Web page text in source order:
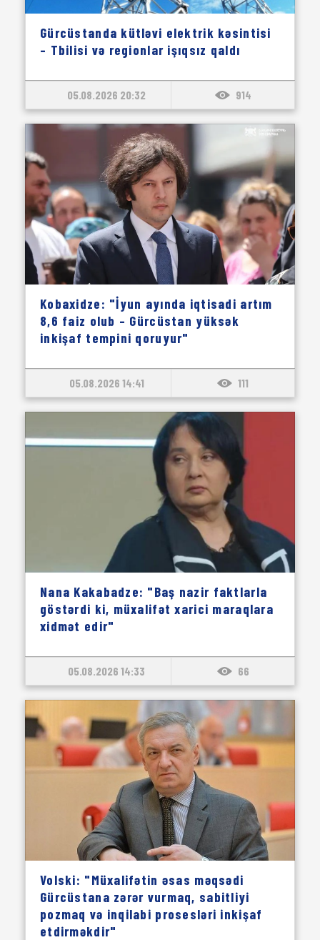
Gürcüstanda kütləvi elektrik kəsintisi
– Tbilisi və regionlar işıqsız qaldı
05.08.2026 20:32 914
Kobaxidze: "İyun ayında iqtisadi artım
8,6 faiz olub – Gürcüstan yüksək
inkişaf tempini qoruyur"
05.08.2026 14:41 111
Nana Kakabadze: "Baş nazir faktlarla
göstərdi ki, müxalifət xarici maraqlara
xidmət edir"
05.08.2026 14:33 66
Volski: "Müxalifətin əsas məqsədi
Gürcüstana zərər vurmaq, sabitliyi
pozmaq və inqilabi prosesləri inkişaf
etdirməkdir"